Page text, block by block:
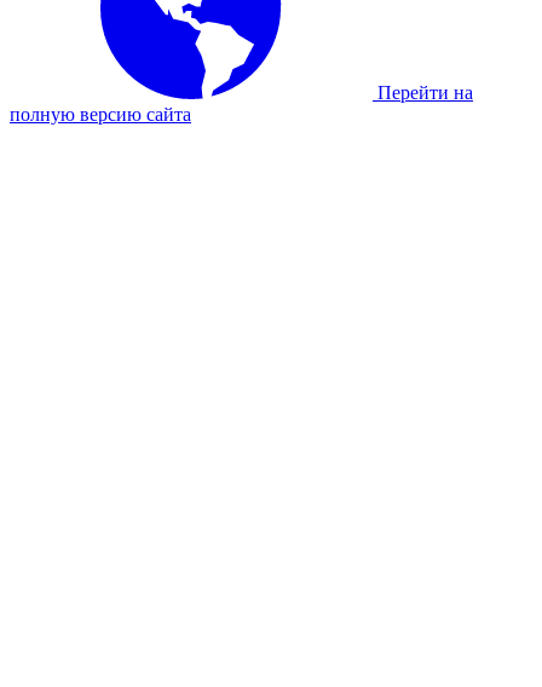
Перейти на
полную версию сайта